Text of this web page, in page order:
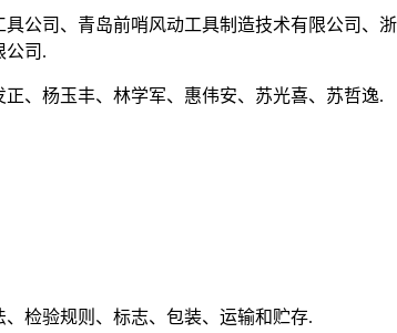
公司、青岛前哨风动工具制造技术有限公司、
公司.
、杨玉丰、林学军、惠伟安、苏光喜、苏哲逸.
检验规则、标志、包装、运输和贮存.